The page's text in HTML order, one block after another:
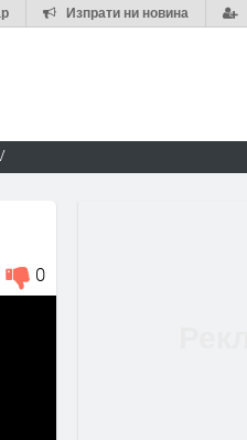
Изпрати ни новина
0